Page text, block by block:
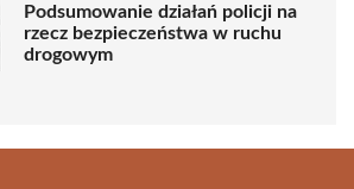
Podsumowanie działań policji na
rzecz bezpieczeństwa w ruchu
drogowym